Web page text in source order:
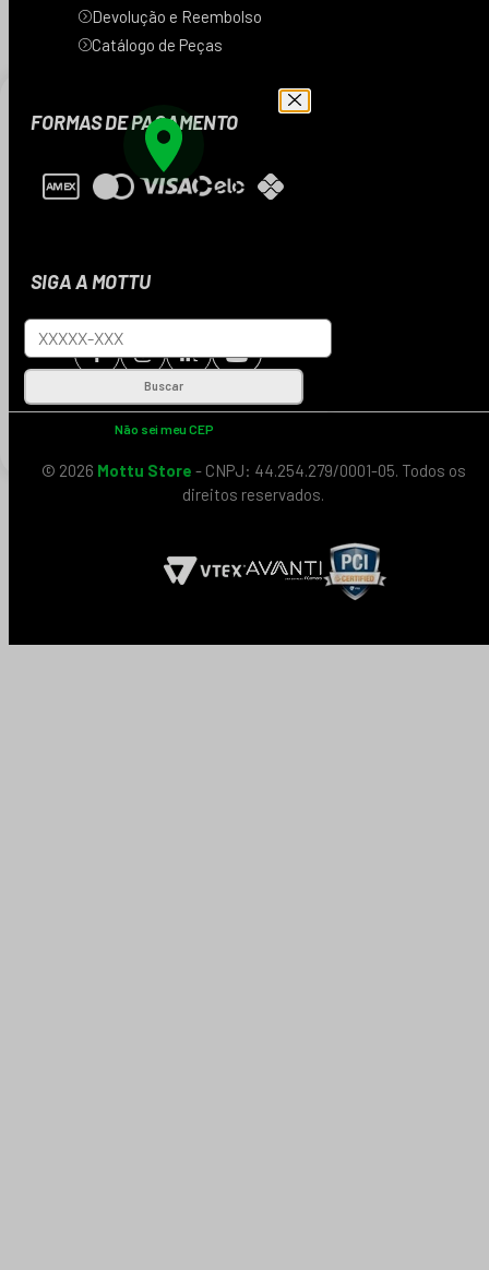
Devolução e Reembolso
Catálogo de Peças
FORMAS DE PAGAMENTO
SIGA A MOTTU
© 2026 Mottu Store - CNPJ: 44.254.279/0001-05. Todos os
direitos reservados.
Buscar
Não sei meu CEP